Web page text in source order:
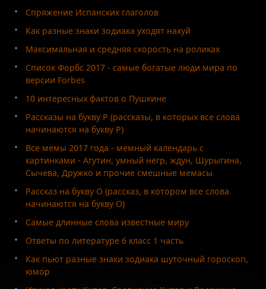
Спряжение Испанских глаголов
Как разные знаки зодиака уходят нахуй
Максимальная и средняя скорость на роликах
Список Форбс 2017 - самые богатые люди мира по
версии Forbes
10 интересных фактов о Пушкине
Рассказы на букву Р (рассказы, в которых все слова
начинаются на букву Р)
Все мемы 2017 года - мемный календарь с
картинками - Агутин, умный негр, ждун, Шурыгина,
Сычева, Дружко и прочие смешные мемасы
Рассказ на букву О (рассказ, в котором все слова
начинаются на букву О)
Самые длинные слова известные миру
Ответы по литературе 6 класс 1 часть
Как пьют разные знаки зодиака шуточный гороскоп,
юмор